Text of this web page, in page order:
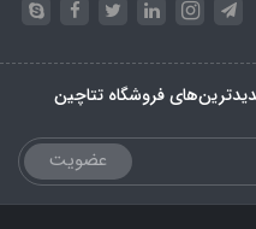
فروشگاه تتاچین
عضویت